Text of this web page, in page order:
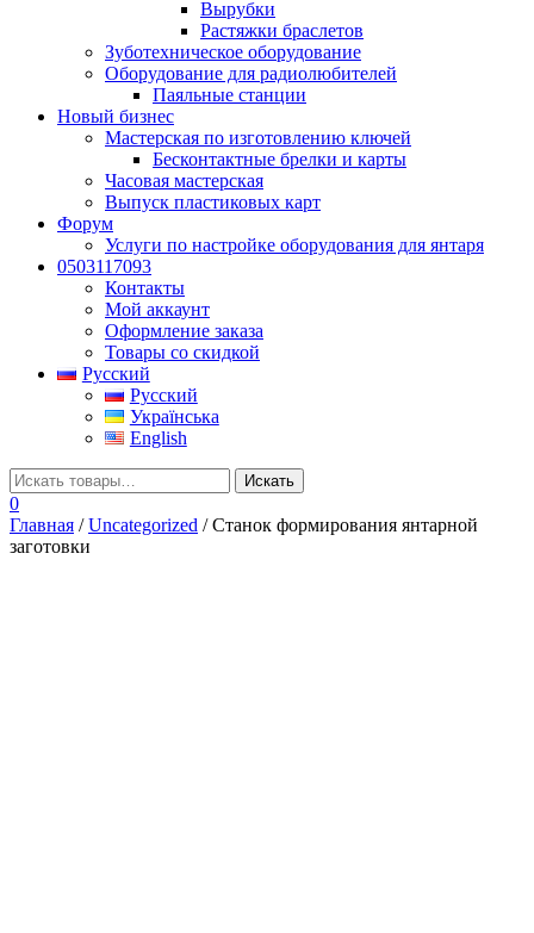
Вырубки
Растяжки браслетов
Зуботехническое оборудование
Оборудование для радиолюбителей
Паяльные станции
Новый бизнес
Мастерская по изготовлению ключей
Бесконтактные брелки и карты
Часовая мастерская
Выпуск пластиковых карт
Форум
Услуги по настройке оборудования для янтаря
0503117093
Контакты
Мой аккаунт
Оформление заказа
Товары со скидкой
Русский
Русский
Українська
English
0
Главная /Uncategorized / Станок формирования янтарной
заготовки